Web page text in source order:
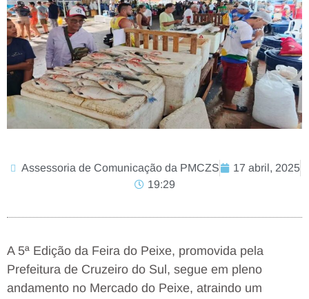
Assessoria de Comunicação da PMCZS
17 abril, 2025
19:29
A 5ª Edição da Feira do Peixe, promovida pela
Prefeitura de Cruzeiro do Sul, segue em pleno
andamento no Mercado do Peixe, atraindo um